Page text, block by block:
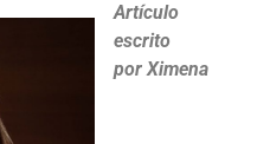
Artículo
escrito
por Ximena